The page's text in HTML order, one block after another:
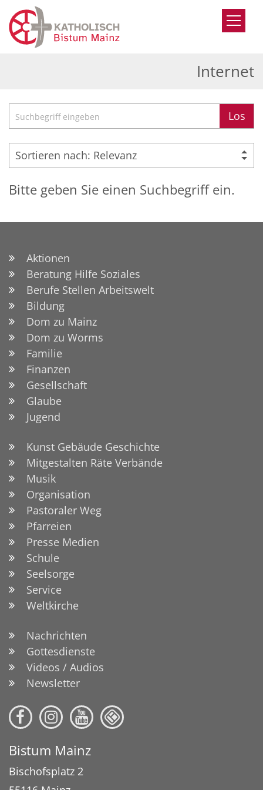
Zum Inhalt springen
Internet
Suche Los
Bitte geben Sie einen Suchbegriff ein.
Aktionen
Beratung Hilfe Soziales
Berufe Stellen Arbeitswelt
Bildung
Dom zu Mainz
Dom zu Worms
Familie
Finanzen
Gesellschaft
Glaube
Jugend
Kunst Gebäude Geschichte
Mitgestalten Räte Verbände
Musik
Organisation
Pastoraler Weg
Pfarreien
Presse Medien
Schule
Seelsorge
Service
Weltkirche
Nachrichten
Gottesdienste
Videos / Audios
Newsletter
Bistum Mainz
Bischofsplatz 2